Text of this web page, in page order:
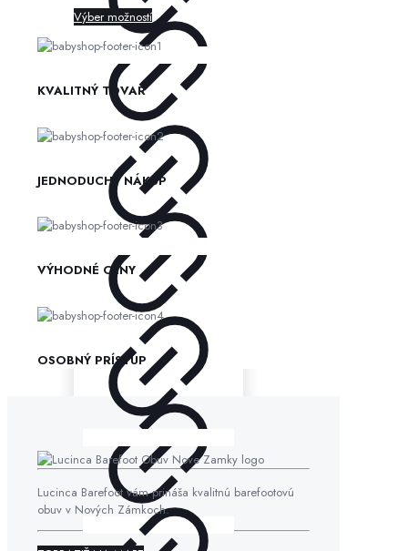
Výber možností
KVALITNÝ TOVAR
JEDNODUCHÝ NÁKUP
VÝHODNÉ CENY
OSOBNÝ PRÍSTUP
Lucinca Barefoot vám prináša kvalitnú barefootovú
obuv v Nových Zámkoch.